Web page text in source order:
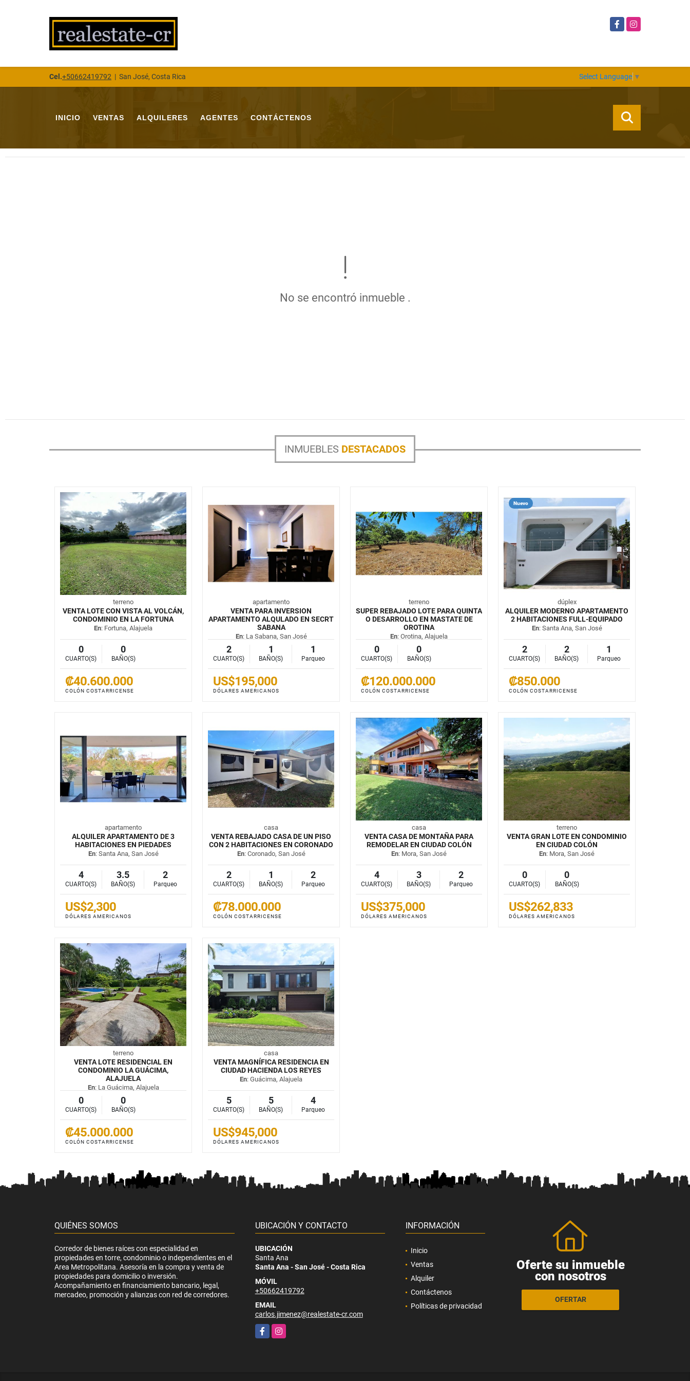
FacebookInstagram
Cel.+50662419792 | San José, Costa Rica Select Language ▼
INICIO VENTAS ALQUILERES AGENTES CONTÁCTENOS
No se encontró inmueble .
INMUEBLES DESTACADOS
terreno
VENTA LOTE CON VISTA AL VOLCÁN,
CONDOMINIO EN LA FORTUNA
En: Fortuna, Alajuela
0
CUARTO(S)
0
BAÑO(S)
₡40.600.000
COLÓN COSTARRICENSE
apartamento
VENTA PARA INVERSION
APARTAMENTO ALQULADO EN SECRT
SABANA
En: La Sabana, San José
2
CUARTO(S)
1
BAÑO(S)
1
Parqueo
US$195,000
DÓLARES AMERICANOS
terreno
SUPER REBAJADO LOTE PARA QUINTA
O DESARROLLO EN MASTATE DE
OROTINA
En: Orotina, Alajuela
0
CUARTO(S)
0
BAÑO(S)
₡120.000.000
COLÓN COSTARRICENSE
Nuevo
dúplex
ALQUILER MODERNO APARTAMENTO
2 HABITACIONES FULL-EQUIPADO
En: Santa Ana, San José
2
CUARTO(S)
2
BAÑO(S)
1
Parqueo
₡850.000
COLÓN COSTARRICENSE
apartamento
ALQUILER APARTAMENTO DE 3
HABITACIONES EN PIEDADES
En: Santa Ana, San José
4
CUARTO(S)
3.5
BAÑO(S)
2
Parqueo
US$2,300
DÓLARES AMERICANOS
casa
VENTA REBAJADO CASA DE UN PISO
CON 2 HABITACIONES EN CORONADO
En: Coronado, San José
2
CUARTO(S)
1
BAÑO(S)
2
Parqueo
₡78.000.000
COLÓN COSTARRICENSE
casa
VENTA CASA DE MONTAÑA PARA
REMODELAR EN CIUDAD COLÓN
En: Mora, San José
4
CUARTO(S)
3
BAÑO(S)
2
Parqueo
US$375,000
DÓLARES AMERICANOS
terreno
VENTA GRAN LOTE EN CONDOMINIO
EN CIUDAD COLÓN
En: Mora, San José
0
CUARTO(S)
0
BAÑO(S)
US$262,833
DÓLARES AMERICANOS
terreno
VENTA LOTE RESIDENCIAL EN
CONDOMINIO LA GUÁCIMA,
ALAJUELA
En: La Guácima, Alajuela
0
CUARTO(S)
0
BAÑO(S)
₡45.000.000
COLÓN COSTARRICENSE
casa
VENTA MAGNÍFICA RESIDENCIA EN
CIUDAD HACIENDA LOS REYES
En: Guácima, Alajuela
5
CUARTO(S)
5
BAÑO(S)
4
Parqueo
US$945,000
DÓLARES AMERICANOS
QUIÉNES SOMOS
Corredor de bienes raíces con especialidad en
propiedades en torre, condominio o independientes en el
Area Metropolitana. Asesoría en la compra y venta de
propiedades para domicilio o inversión.
Acompañamiento en financiamiento bancario, legal,
mercadeo, promoción y alianzas con red de corredores.
UBICACIÓN Y CONTACTO
UBICACIÓN
Santa Ana
Santa Ana - San José - Costa Rica
MÓVIL
+50662419792
EMAIL
carlos.jimenez@realestate-cr.com
FacebookInstagram
INFORMACIÓN
Inicio
Ventas
Alquiler
Contáctenos
Políticas de privacidad
Oferte su inmueble
con nosotros
OFERTAR